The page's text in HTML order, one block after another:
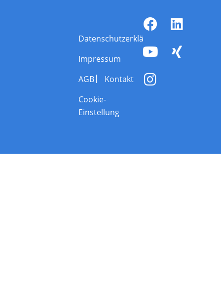
Datenschutzerklärung
Impressum
AGB
Kontakt
Cookie-
Einstellung